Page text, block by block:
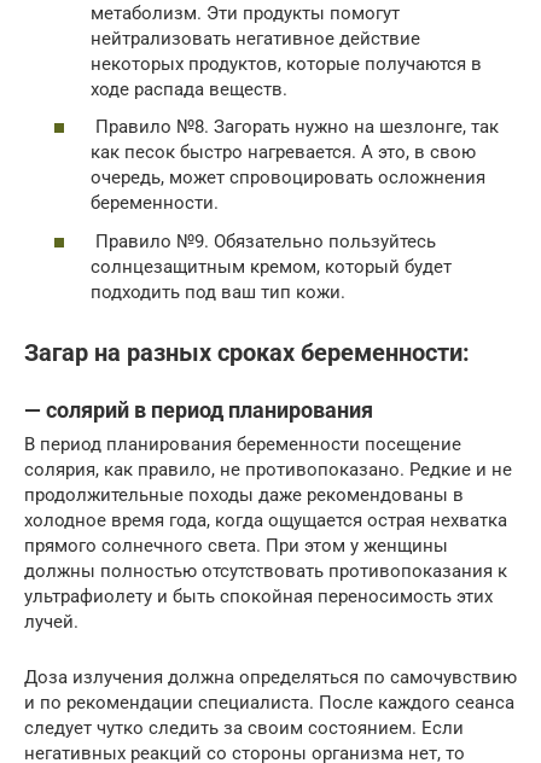
метаболизм. Эти продукты помогут
нейтрализовать негативное действие
некоторых продуктов, которые получаются в
ходе распада веществ.
Правило №8. Загорать нужно на шезлонге, так
как песок быстро нагревается. А это, в свою
очередь, может спровоцировать осложнения
беременности.
Правило №9. Обязательно пользуйтесь
солнцезащитным кремом, который будет
подходить под ваш тип кожи.
Загар на разных сроках беременности:
— солярий в период планирования
В период планирования беременности посещение
солярия, как правило, не противопоказано. Редкие и не
продолжительные походы даже рекомендованы в
холодное время года, когда ощущается острая нехватка
прямого солнечного света. При этом у женщины
должны полностью отсутствовать противопоказания к
ультрафиолету и быть спокойная переносимость этих
лучей.
Доза излучения должна определяться по самочувствию
и по рекомендации специалиста. После каждого сеанса
следует чутко следить за своим состоянием. Если
негативных реакций со стороны организма нет, то